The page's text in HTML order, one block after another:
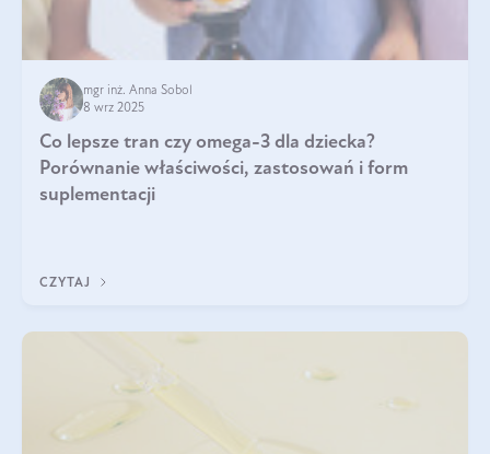
mgr inż. Anna Sobol
8 wrz 2025
Co lepsze tran czy omega-3 dla dziecka?
Porównanie właściwości, zastosowań i form
suplementacji
CZYTAJ